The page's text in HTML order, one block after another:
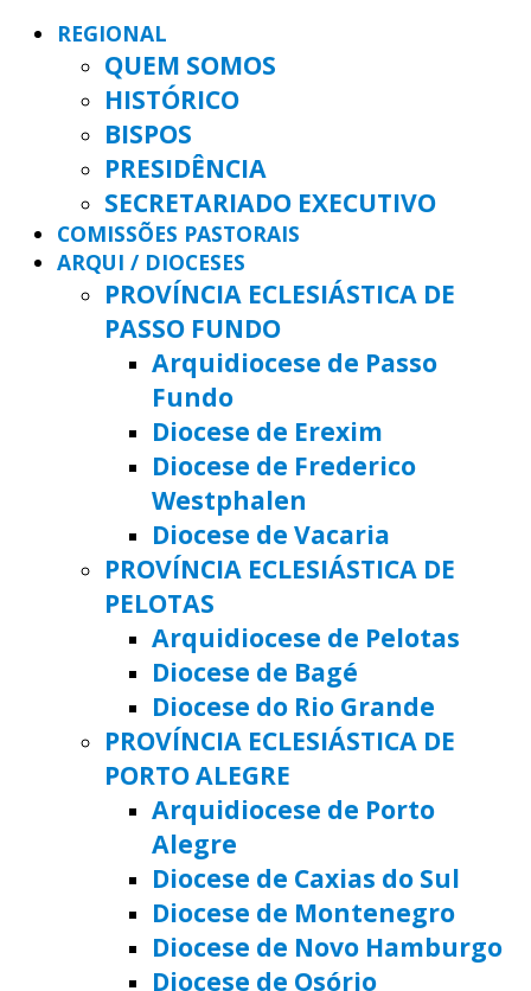
REGIONAL
QUEM SOMOS
HISTÓRICO
BISPOS
PRESIDÊNCIA
SECRETARIADO EXECUTIVO
COMISSÕES PASTORAIS
ARQUI / DIOCESES
PROVÍNCIA ECLESIÁSTICA DE
PASSO FUNDO
Arquidiocese de Passo
Fundo
Diocese de Erexim
Diocese de Frederico
Westphalen
Diocese de Vacaria
PROVÍNCIA ECLESIÁSTICA DE
PELOTAS
Arquidiocese de Pelotas
Diocese de Bagé
Diocese do Rio Grande
PROVÍNCIA ECLESIÁSTICA DE
PORTO ALEGRE
Arquidiocese de Porto
Alegre
Diocese de Caxias do Sul
Diocese de Montenegro
Diocese de Novo Hamburgo
Diocese de Osório